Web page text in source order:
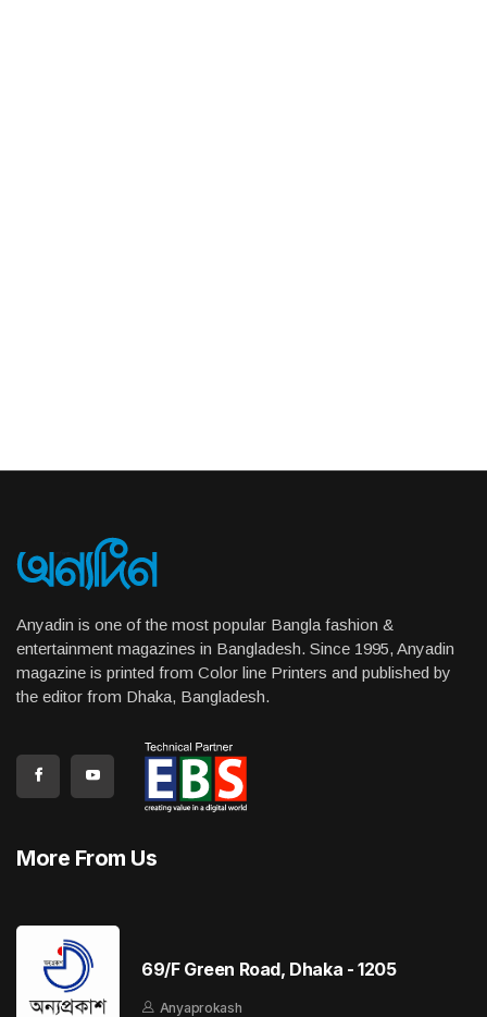
Anyadin is one of the most popular Bangla fashion &
entertainment magazines in Bangladesh. Since 1995, Anyadin
magazine is printed from Color line Printers and published by
the editor from Dhaka, Bangladesh.
More From Us
69/F Green Road, Dhaka - 1205
Anyaprokash